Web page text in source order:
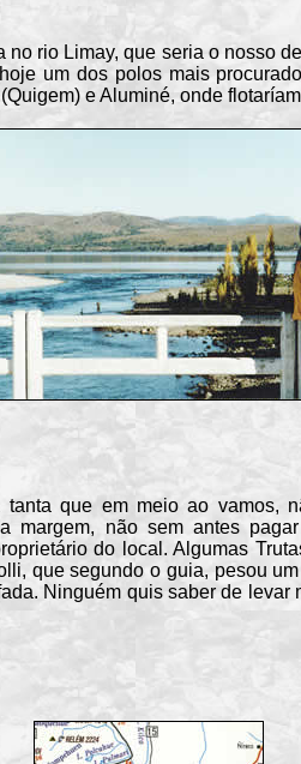
rio Limay, que seria o nosso
um dos polos mais
e Aluminé, onde
que em meio ao vamos,
margem, não sem antes
do local. Algumas
que segundo o guia, pesou
Ninguém quis saber de levar